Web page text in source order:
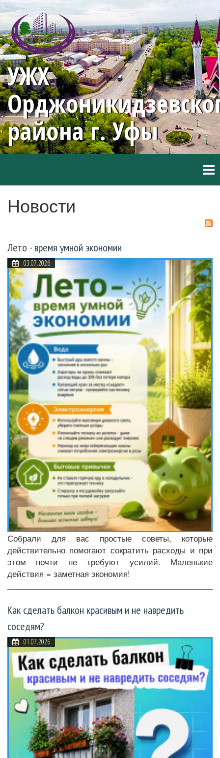
УЖХ
района г. Уфы
Новости
Лето - время умной экономии
03.07.2026
Собрали для вас простые советы, которые
действительно помогают сократить расходы и при
этом почти не требуют усилий. Маленькие
действия = заметная экономия!
Как сделать балкон красивым и не навредить
соседям?
01.07.2026